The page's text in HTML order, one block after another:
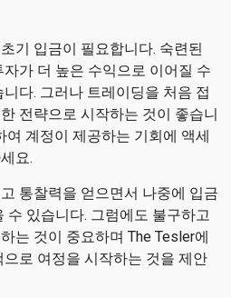
기 입금이 필요합니다. 숙련된
가 더 높은 수익으로 이어질 수
다. 그러나 트레이딩을 처음 접
전략으로 시작하는 것이 좋습니
여 계정이 제공하는 기회에 액세
요.
통찰력을 얻으면서 나중에 입금
수 있습니다. 그럼에도 불구하고
는 것이 중요하며 The Tesler에
로 여정을 시작하는 것을 제안